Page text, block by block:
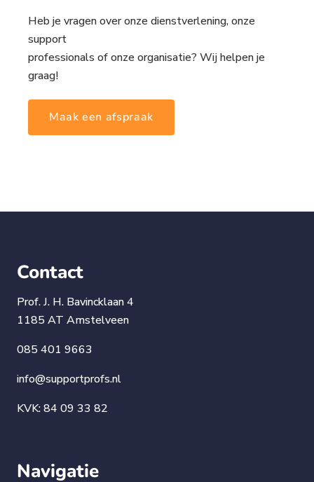
Heb je vragen over onze dienstverlening, onze
support
professionals of onze organisatie? Wij helpen je
graag!
Maak een afspraak
Contact
Prof. J. H. Bavincklaan 4
1185 AT Amstelveen
085 401 9663
info@supportprofs.nl
KVK: 84 09 33 82
Navigatie